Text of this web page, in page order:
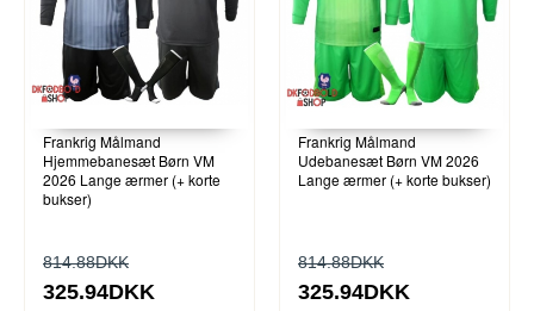
Frankrig Målmand
Hjemmebanesæt Børn VM
2026 Lange ærmer (+ korte
bukser)
814.88DKK
325.94DKK
Frankrig Målmand
Udebanesæt Børn VM 2026
Lange ærmer (+ korte bukser)
814.88DKK
325.94DKK